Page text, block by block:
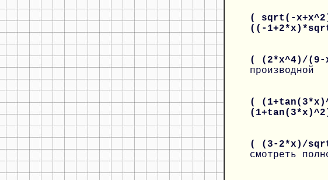
( sqrt(-
((-
( (2*x^4)/(9-
производной
(
( (3-2*x)/
смотреть